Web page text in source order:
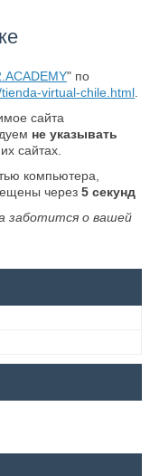
" по
virtual-chile.html.
сайта
не указывать
сайтах.
компьютера,
через 5секунд
заботится о вашей